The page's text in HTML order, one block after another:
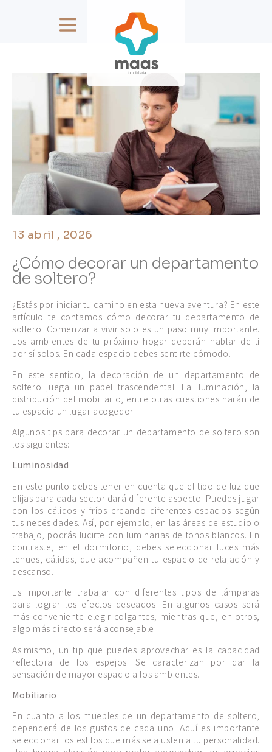
13 abril , 2026
¿Cómo decorar un departamento
de soltero?
¿Estás por iniciar tu camino en esta nueva aventura? En este
artículo te contamos cómo decorar tu departamento de
soltero. Comenzar a vivir solo es un paso muy importante.
Los ambientes de tu próximo hogar deberán hablar de ti
por sí solos. En cada espacio debes sentirte cómodo.
En este sentido, la decoración de un departamento de
soltero juega un papel trascendental. La iluminación, la
distribución del mobiliario, entre otras cuestiones harán de
tu espacio un lugar acogedor.
Algunos tips para decorar un departamento de soltero son
los siguientes:
Luminosidad
En este punto debes tener en cuenta que el tipo de luz que
elijas para cada sector dará diferente aspecto. Puedes jugar
con los cálidos y fríos creando diferentes espacios según
tus necesidades. Así, por ejemplo, en las áreas de estudio o
trabajo, podrás lucirte con luminarias de tonos blancos. En
contraste, en el dormitorio, debes seleccionar luces más
tenues, cálidas, que acompañen tu espacio de relajación y
descanso.
Es importante trabajar con diferentes tipos de lámparas
para lograr los efectos deseados. En algunos casos será
más conveniente elegir colgantes; mientras que, en otros,
algo más directo será aconsejable.
Asimismo, un tip que puedes aprovechar es la capacidad
reflectora de los espejos. Se caracterizan por dar la
sensación de mayor espacio a los ambientes.
Mobiliario
En cuanto a los muebles de un departamento de soltero,
dependerá de los gustos de cada uno. Aquí es importante
seleccionar los estilos que más se ajusten a tu personalidad.